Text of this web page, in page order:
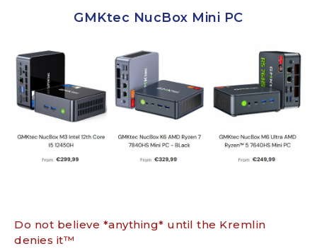
GMKtec NucBox Mini PC
Do not believe *anything* until the Kremlin
denies it™